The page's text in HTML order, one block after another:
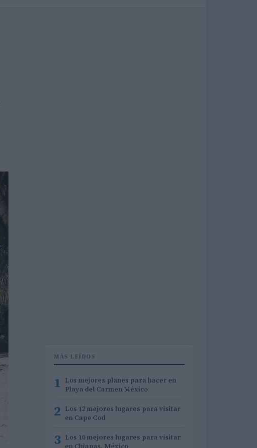
MÁS LEÍDOS
1 Los mejores planes para hacer en
Playa del Carmen México
2 Los 12 mejores lugares para visitar
en Cape Cod
3 Los 10 mejores lugares para visitar
en Chiapas, México